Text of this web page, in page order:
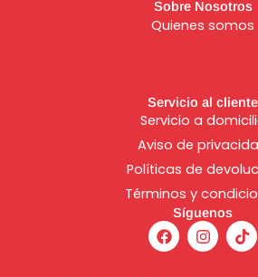
Sobre Nosotros
Quienes somos
Servicio al cliente
Servicio a
Aviso de
Políticas de
Términos y
Síguenos
F
a
c
I
n
s
T
i
k